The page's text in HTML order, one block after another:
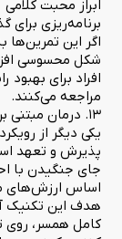
ابراز محبت کلامی
برنامه‌ریزی برای
اگر این
شکل محسوسی
افراد برای
مراجعه می‌کنند.
۱۳. درمان مبتنی بر پذیرش و تعهد (ACT)
یکی دیگر از
پذیرش و تعهد
جای جنگیدن با
اساس ارزش‌های
هدف این تکنیک
کامل همسر، روی